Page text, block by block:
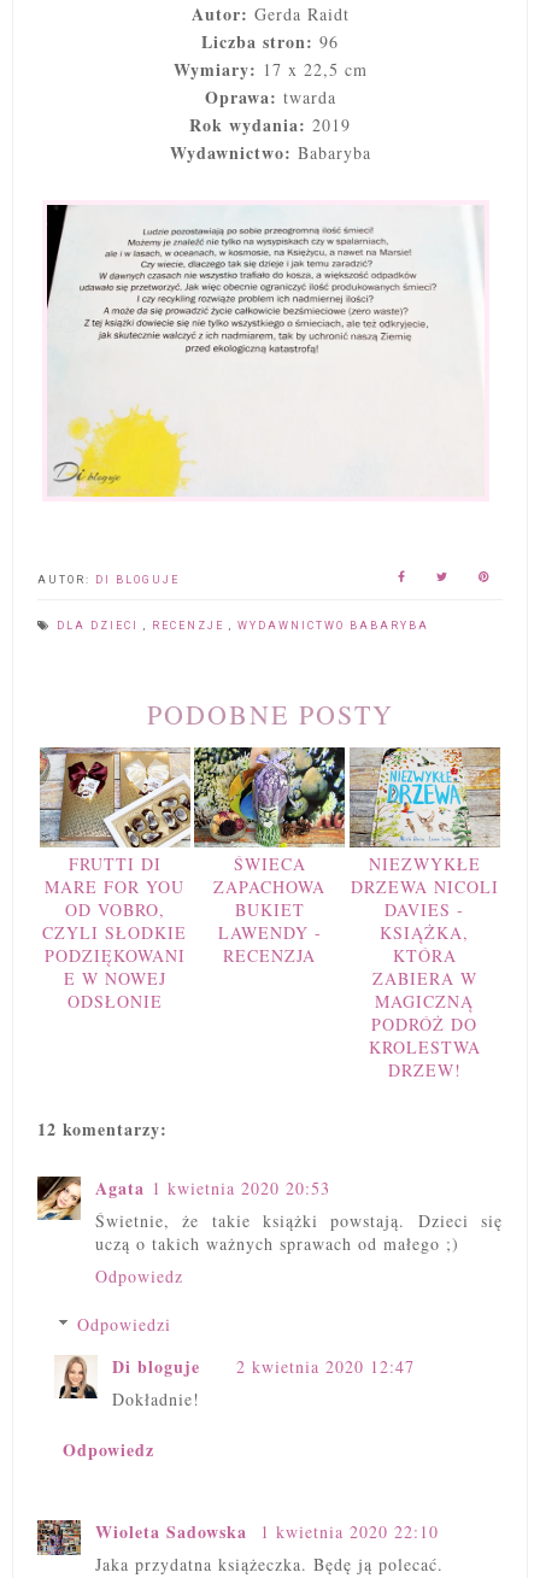
Autor: Gerda Raidt
Liczba stron: 96
Wymiary: 17 x 22,5 cm
Oprawa: twarda
Rok wydania: 2019
Wydawnictwo: Babaryba
AUTOR: DI BLOGUJE
DLA DZIECI RECENZJE WYDAWNICTWO BABARYBA
PODOBNE POSTY
FRUTTI DI
MARE FOR YOU
OD VOBRO,
CZYLI SŁODKIE
PODZIĘKOWANI
E W NOWEJ
ODSŁONIE
ŚWIECA
ZAPACHOWA
BUKIET
LAWENDY -
RECENZJA
NIEZWYKŁE
DRZEWA NICOLI
DAVIES -
KSIĄŻKA,
KTÓRA
ZABIERA W
MAGICZNĄ
PODRÓŻ DO
KROLESTWA
DRZEW!
12 komentarzy:
Agata 1 kwietnia 2020 20:53
Świetnie, że takie książki powstają. Dzieci się
uczą o takich ważnych sprawach od małego ;)
Odpowiedz
Odpowiedzi
Di bloguje
2 kwietnia 2020 12:47
Dokładnie!
Odpowiedz
Wioleta Sadowska
1 kwietnia 2020 22:10
Jaka przydatna książeczka. Będę ją polecać.